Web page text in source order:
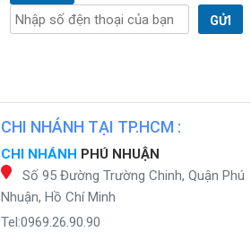
GỬI
CHI NHÁNH TẠI TP.HCM :
CHI NHÁNH PHÚ NHUẬN
Số 95 Đường Trường Chinh, Quận Phú
Nhuận, Hồ Chí Minh
Tel:0969.26.90.90